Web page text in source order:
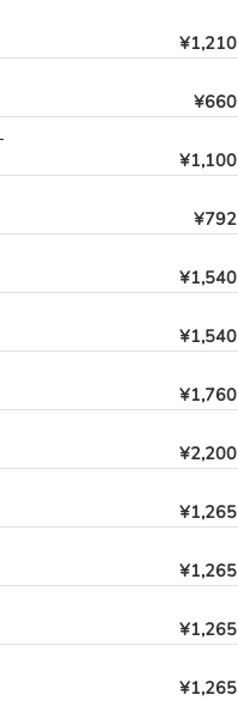
¥1,210
¥660
¥1,100
¥792
¥1,540
¥1,540
¥1,760
¥2,200
¥1,265
¥1,265
¥1,265
¥1,265